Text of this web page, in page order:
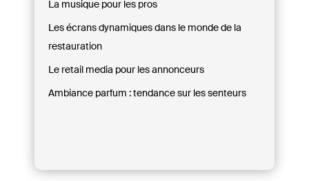
La musique pour les pros
Les écrans dynamiques dans le monde de la
restauration
Le retail media pour les annonceurs
Ambiance parfum : tendance sur les senteurs